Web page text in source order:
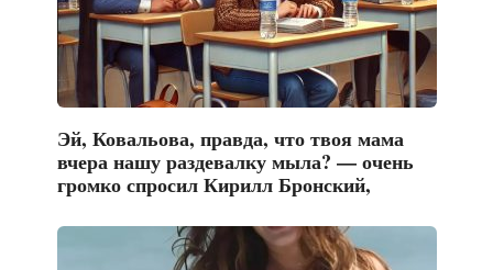
Эй, Ковальова, правда, что твоя мама
вчера нашу раздевалку мыла? — очень
громко спросил Кирилл Бронский,